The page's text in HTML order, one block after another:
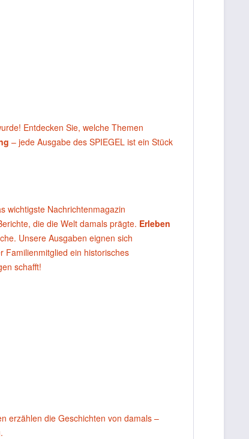
Entdecken Sie, welche Themen
– jede Ausgabe des SPIEGEL ist ein Stück
wichtigste Nachrichtenmagazin
die die Welt damals prägte. Erleben
Unsere Ausgaben eignen sich
Familienmitglied ein historisches
schafft!
erzählen die Geschichten von damals –